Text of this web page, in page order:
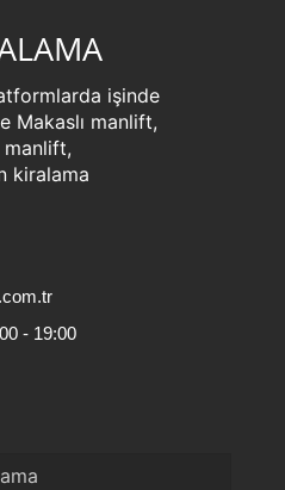
işinde
Makaslı manlift,
kiralama
- 19:00